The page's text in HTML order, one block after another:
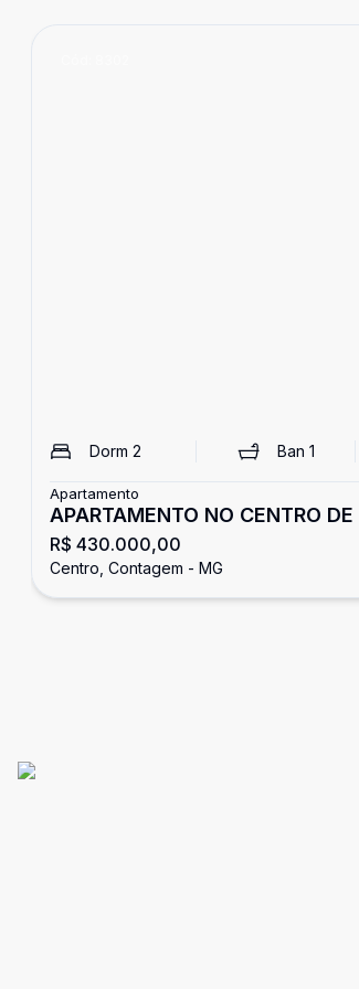
Dorm 2 Ban 1
Apartamento
APARTAMENTO NO CENTRO
R$ 430.000,00
Centro, Contagem - MG